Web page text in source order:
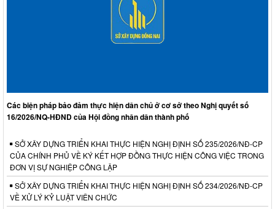
Các biện pháp bảo đảm thực hiện dân chủ ở cơ sở theo Nghị quyết số
16/2026/NQ-HĐND của Hội đồng nhân dân thành phố
SỞ XÂY DỰNG TRIỂN KHAI THỰC HIỆN NGHỊ ĐỊNH SỐ 235/2026/NĐ-CP
CỦA CHÍNH PHỦ VỀ KÝ KẾT HỢP ĐỒNG THỰC HIỆN CÔNG VIỆC TRONG
ĐƠN VỊ SỰ NGHIỆP CÔNG LẬP
SỞ XÂY DỰNG TRIỂN KHAI THỰC HIỆN NGHỊ ĐỊNH SỐ 234/2026/NĐ-CP
VỀ XỬ LÝ KỶ LUẬT VIÊN CHỨC